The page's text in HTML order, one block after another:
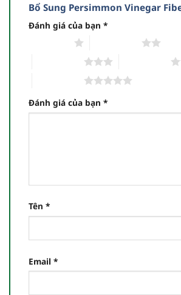
Bổ Sung Persimmon Vinegar
Đánh giá của bạn *
Đánh giá của bạn *
Tên *
Email *